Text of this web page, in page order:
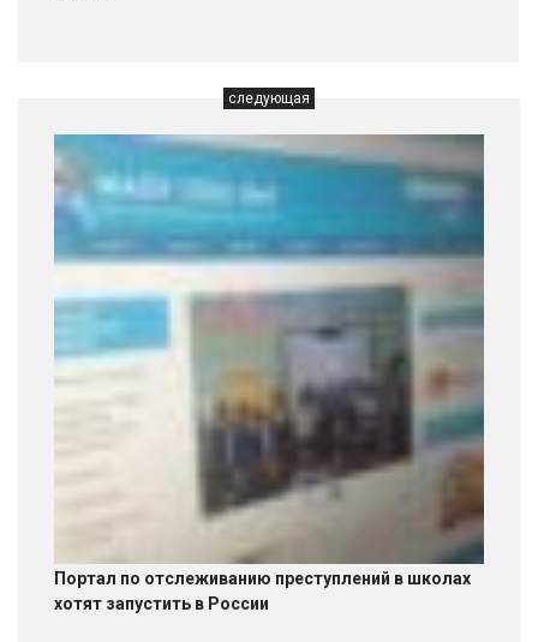
следующая
Портал по отслеживанию преступлений в школах
хотят запустить в России